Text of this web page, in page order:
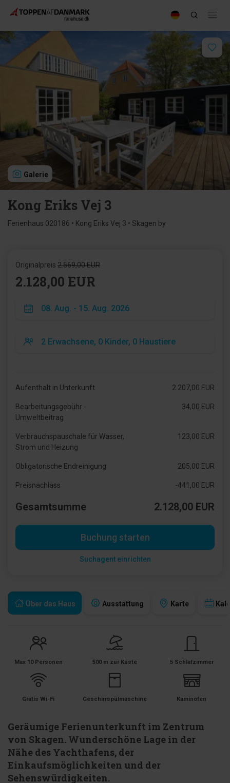
Galerie
Kong Eriks Vej 3
Ferienhaus 020186 • Kong Eriks Vej 3 • Skagen by
Über das Haus Ausstattung Karte
Max 10 Personen 500 m zur Küste 5 Schlafzimmer
Gratis Wi-Fi Geschirrspülmaschine Kaminofen
Geräumige Ferienunterkunft im Zentrum
von Skagen. Wunderschöne Lage in der
Nähe des Yachthafens, der
Einkaufsmöglichkeiten und der
Sehenswürdigkeiten.
Originalpreis 2.569,00 EUR
2.128,00 EUR
Aufenthalt in Unterkunft 2.207,00 EUR
Bearbeitungsgebühr -
Umweltbeitrag
34,00 EUR
Verbrauchspauschale für Wasser,
Strom und Heizung
123,00 EUR
Obligatorische Endreinigung 205,00 EUR
Preisnachlass -441,00 EUR
Gesamtsumme 2.128,00 EUR
Buchung starten
Suchagent einrichten